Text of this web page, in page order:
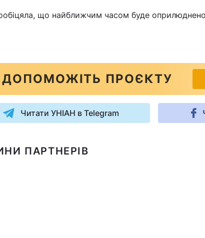
що найближчим часом буде
ДОПОМОЖІТЬ ПРОЄКТУ
Читати УНІАН в Telegram
ПАРТНЕРІВ